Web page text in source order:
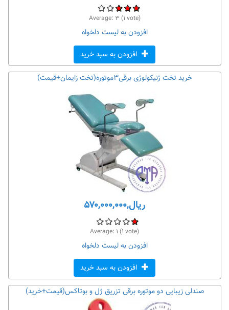
Average: ۳ (۱ vote)
افزودن به لیست دلخواه
افزودن به سبد خرید
خرید تخت ژنیکولوژی برقی۳موتوره(تخت زایمان+قیمت)
ریال,۵۷۰,۰۰۰,۰۰۰
Average: ۱ (۱ vote)
افزودن به لیست دلخواه
افزودن به سبد خرید
صندلی زیبایی دو موتوره برقی تزریق ژل و بوتاکس(قیمت+خرید)